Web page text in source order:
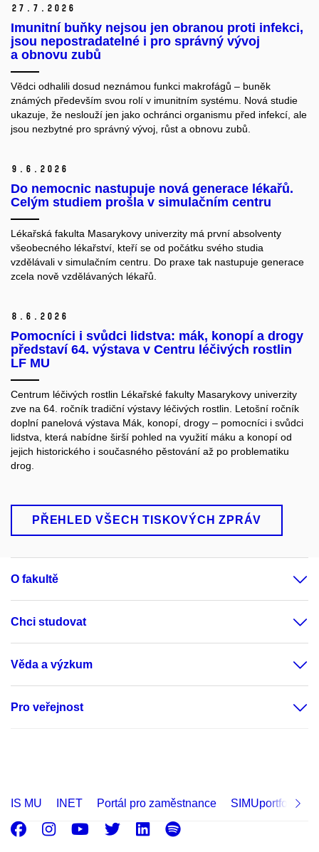
27. 7. 2026
Imunitní buňky nejsou jen obranou proti infekci,
jsou nepostradatelné i pro správný vývoj
a obnovu zubů
Vědci odhalili dosud neznámou funkci makrofágů – buněk
známých především svou rolí v imunitním systému. Nová studie
ukazuje, že neslouží jen jako ochránci organismu před infekcí, ale
jsou nezbytné pro správný vývoj, růst a obnovu zubů.
9. 6. 2026
Do nemocnic nastupuje nová generace lékařů.
Celým studiem prošla v simulačním centru
Lékařská fakulta Masarykovy univerzity má první absolventy
všeobecného lékařství, kteří se od počátku svého studia
vzdělávali v simulačním centru. Do praxe tak nastupuje generace
zcela nově vzdělávaných lékařů.
8. 6. 2026
Pomocníci i svůdci lidstva: mák, konopí a drogy
představí 64. výstava v Centru léčivých rostlin
LF MU
Centrum léčivých rostlin Lékařské fakulty Masarykovy univerzity
zve na 64. ročník tradiční výstavy léčivých rostlin. Letošní ročník
doplní panelová výstava Mák, konopí, drogy – pomocníci i svůdci
lidstva, která nabídne širší pohled na využití máku a konopí od
jejich historického i současného pěstování až po problematiku
drog.
PŘEHLED VŠECH TISKOVÝCH ZPRÁV
O fakultě
Chci studovat
Věda a výzkum
Pro veřejnost
IS MU INET Portál pro zaměstnance SIMUportfolio
Facebook
Instagram
Youtube
Twitter
LinkedIn
Spotify